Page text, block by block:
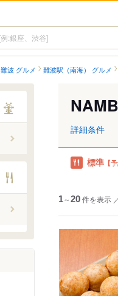
難波 グルメ 難波駅（南海） グルメ
詳細条件
標準 【
1～20件を表示